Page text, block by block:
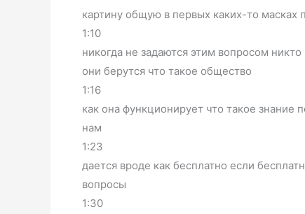
картину общую в первых каких-то
1:10
никогда не задаются этим вопросом
они берутся что такое общество
1:16
как она функционирует что такое знание
нам
1:23
дается вроде как бесплатно если
вопросы
1:30